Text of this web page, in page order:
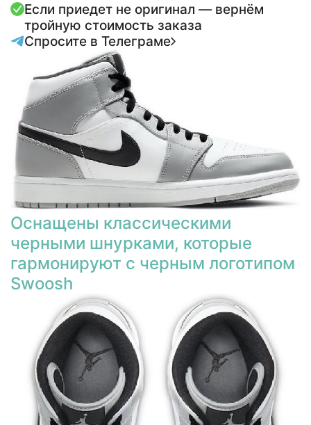
Если приедет не оригинал — вернём
тройную стоимость заказа
Спросите в Телеграме
Оснащены классическими
черными шнурками, которые
гармонируют с черным логотипом
Swoosh